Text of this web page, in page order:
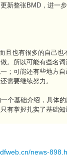
新整张BMD，进一步
且也有很多的自己也
。所以可能有些名
；可能还有些地方
需要继续努力。
个基础介绍，具体
有掌握扎实了基础
news-